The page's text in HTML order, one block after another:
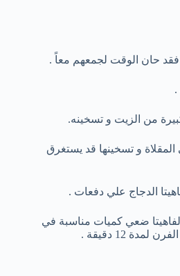
فقد حان الوقت لجمعهم معاً .
من الزيت و تسخينه.
و تسخينها قد يستغرق
الدجاج علي دفعات .
ضعي كميات مناسبة في
12 دقيقة .